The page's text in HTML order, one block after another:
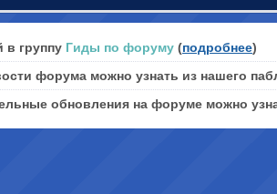
в группу Гиды по форуму (подробнее)
форума можно узнать из нашего
обновления на форуме можно